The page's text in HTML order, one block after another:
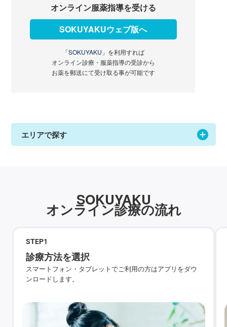
オンライン服薬指導を受ける
SOKUYAKUウェブ版へ
「SOKUYAKU」 を利用すれば
オンライン診療・服薬指導の受診から
お薬を郵送にて受け取る事が可能です
エリアで探す
SOKUYAKU
オンライン診療の流れ
STEP1
診療方法を選択
スマートフォン・タブレットでご利用の方はアプリをダウ
ンロードします。